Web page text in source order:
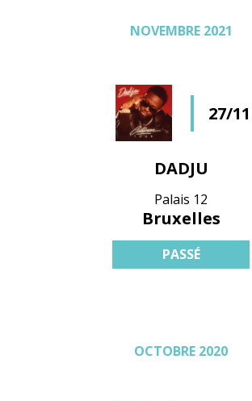
NOVEMBRE 2021
27/11
DADJU
Palais 12
Bruxelles
PASSÉ
OCTOBRE 2020